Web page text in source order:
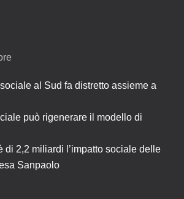
al Sud fa distretto assieme a
può rigenerare il modello di
di 2,2 miliardi l’impatto sociale delle
Sanpaolo